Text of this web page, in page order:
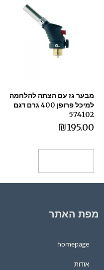
מבער גז עם הצתה להלחמה
למיכל פרופן 400 גרם דגם
574102
₪195.00
מפת האתר
homepage
אודות